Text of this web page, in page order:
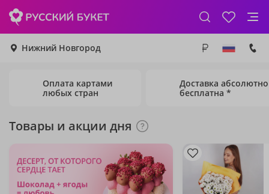
Нижний Новгород
Оплата картами
любых стран
Доставка абсолютно
бесплатна *
Товары и акции дня